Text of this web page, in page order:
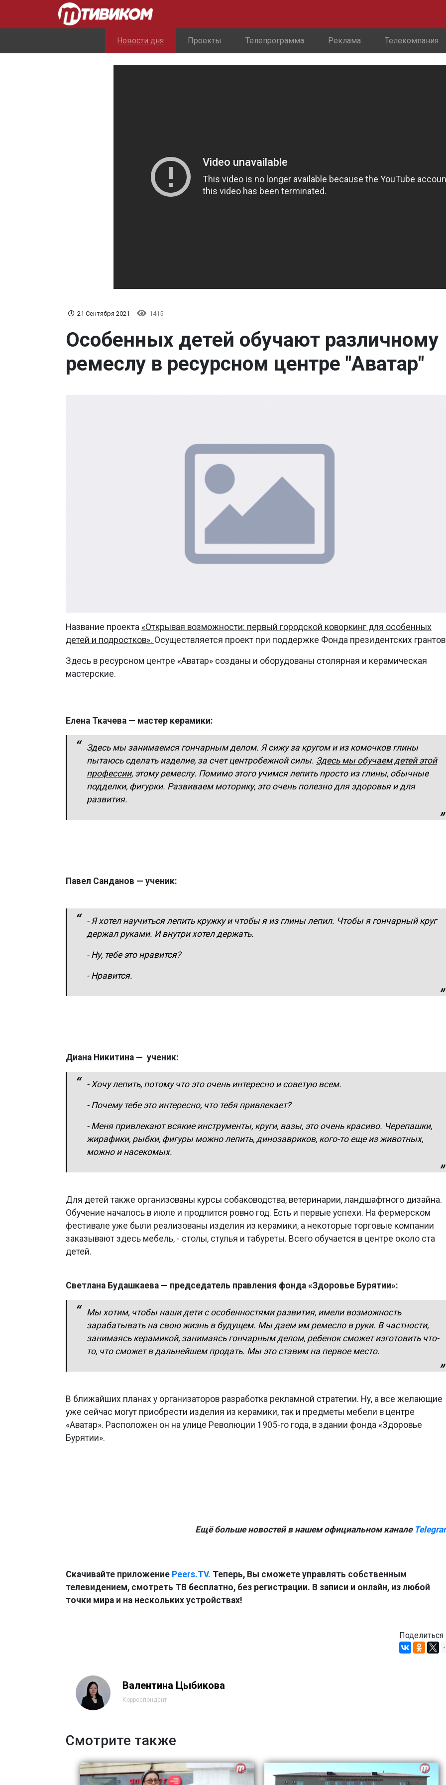
Новости дня Проекты Телепрограмма Реклама Телекомпания
21 Сентября 2021 1415
Особенных детей обучают различному
ремеслу в ресурсном центре "Аватар"
Название проекта «Открывая возможности: первый городской коворкинг для особенных
детей и подростков». Осуществляется проект при поддержке Фонда президентских
Здесь в ресурсном центре «Аватар» созданы и оборудованы столярная и керамическая
мастерские.
Елена Ткачева — мастер керамики:
Здесь мы занимаемся гончарным делом. Я сижу за кругом и из комочков глины
пытаюсь сделать изделие, за счет центробежной силы. Здесь мы обучаем детей этой
профессии, этому ремеслу. Помимо этого учимся лепить просто из глины, обычные
подделки, фигурки. Развиваем моторику, это очень полезно для здоровья и для
развития.
Павел Санданов — ученик:
- Я хотел научиться лепить кружку и чтобы я из глины лепил. Чтобы я гончарный круг
держал руками. И внутри хотел держать.
- Ну, тебе это нравится?
- Нравится.
Диана Никитина — ученик:
- Хочу лепить, потому что это очень интересно и советую всем.
- Почему тебе это интересно, что тебя привлекает?
- Меня привлекают всякие инструменты, круги, вазы, это очень красиво. Черепашки,
жирафики, рыбки, фигуры можно лепить, динозавриков, кого-то еще из животных,
можно и насекомых.
Для детей также организованы курсы собаководства, ветеринарии, ландшафтного дизайна.
Обучение началось в июле и продлится ровно год. Есть и первые успехи. На фермерском
фестивале уже были реализованы изделия из керамики, а некоторые торговые компании
заказывают здесь мебель, - столы, стулья и табуреты. Всего обучается в центре около ста
детей.
Светлана Будашкаева — председатель правления фонда «Здоровье Бурятии»:
Мы хотим, чтобы наши дети с особенностями развития, имели возможность
зарабатывать на свою жизнь в будущем. Мы даем им ремесло в руки. В частности,
занимаясь керамикой, занимаясь гончарным делом, ребенок сможет изготовить что-
то, что сможет в дальнейшем продать. Мы это ставим на первое место.
В ближайших планах у организаторов разработка рекламной стратегии. Ну, а все желающие
уже сейчас могут приобрести изделия из керамики, так и предметы мебели в центре
«Аватар». Расположен он на улице Революции 1905-го года, в здании фонда «Здоровье
Бурятии».
Ещё больше новостей в нашем официальном канале
Скачивайте приложение Peers.TV. Теперь, Вы сможете управлять собственным
телевидением, смотреть ТВ бесплатно, без регистрации. В записи и онлайн, из любой
точки мира и на нескольких устройствах!
Поделиться
Валентина Цыбикова
Корреспондент
Смотрите также